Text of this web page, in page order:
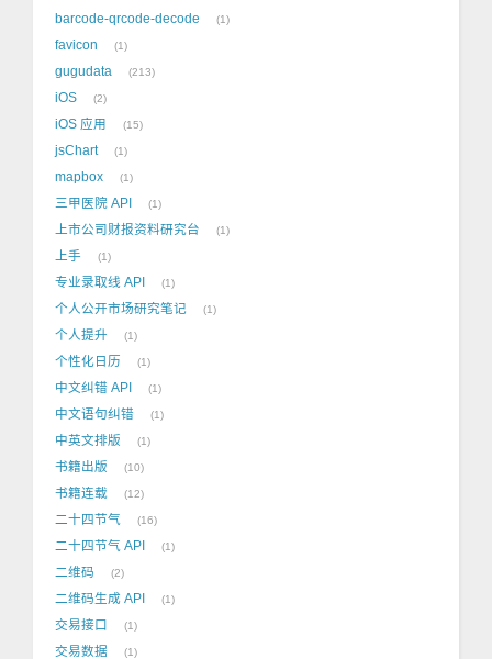
barcode-qrcode-decode 1
favicon 1
gugudata 213
iOS 2
iOS 应用 15
jsChart 1
mapbox 1
三甲医院 API 1
上市公司财报资料研究台 1
上手 1
专业录取线 API 1
个人公开市场研究笔记 1
个人提升 1
个性化日历 1
中文纠错 API 1
中文语句纠错 1
中英文排版 1
书籍出版 10
书籍连载 12
二十四节气 16
二十四节气 API 1
二维码 2
二维码生成 API 1
交易接口 1
交易数据 1